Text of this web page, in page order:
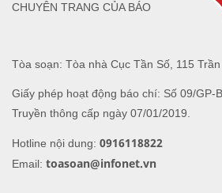
Tòa soạn: Tòa nhà Cục Tần Số, 115
Giấy phép hoạt động báo chí: Số 09/GP-
Truyền thông cấp ngày 07/01/2019.
Hotline nội dung: 0916118822
Email: toasoan@infonet.vn
CHUYÊN TRANG CỦA BÁO